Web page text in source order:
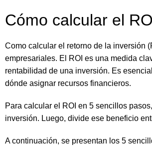
Cómo calcular el
Como calcular el retorno de la inversión
empresariales. El ROI es una medida
rentabilidad de una inversión. Es
dónde asignar recursos financieros.
Para calcular el ROI en 5 sencillos
inversión. Luego, divide ese beneficio
A continuación, se presentan los 5